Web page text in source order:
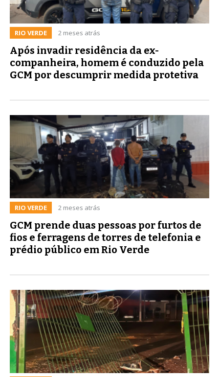
RIO VERDE 2 meses atrás
Após invadir residência da ex-
companheira, homem é conduzido pela
GCM por descumprir medida protetiva
RIO VERDE 2 meses atrás
GCM prende duas pessoas por furtos de
fios e ferragens de torres de telefonia e
prédio público em Rio Verde